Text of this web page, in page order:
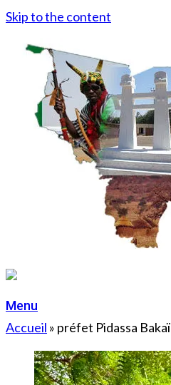
Skip to the content
Menu
Accueil » préfet Pidassa Bakaï